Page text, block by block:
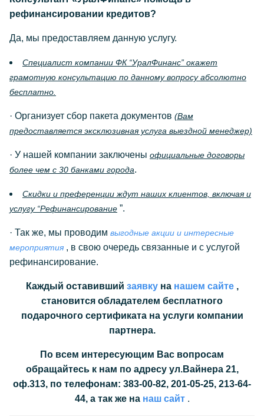
рефинансировании кредитов?
Да, мы предоставляем данную услугу.
Специалист компании ФК “УралФинанс” окажет
грамотную консультацию по данному вопросу абсолютно
бесплатно.
· Организует сбор пакета документов (Вам
предоставляется эксклюзивная услуга выездной менеджер)
· У нашей компании заключены официальные договоры
более чем с 30 банками города.
Скидки и преференции ждут наших клиентов, включая и
услугу “Рефинансирование ”.
· Так же, мы проводим выгодные акции и интересные
мероприятия , в свою очередь связанные и с услугой
рефинансирование.
Каждый оставивший заявку на нашем сайте ,
становится обладателем бесплатного
подарочного сертификата на услуги компании
партнера.
По всем интересующим Вас вопросам
обращайтесь к нам по адресу ул.Вайнера 21,
оф.313, по телефонам: 383-00-82, 201-05-25, 213-64-
44, а так же на наш сайт.